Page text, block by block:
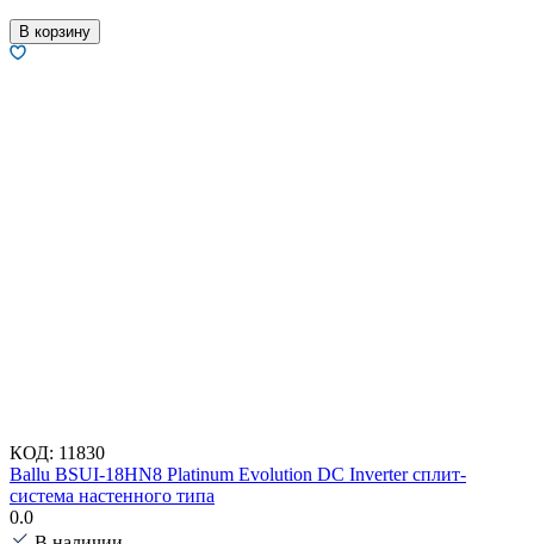
В корзину
КОД: 11830
Ballu BSUI-18HN8 Platinum Evolution DC Inverter сплит-
система настенного типа
0.0